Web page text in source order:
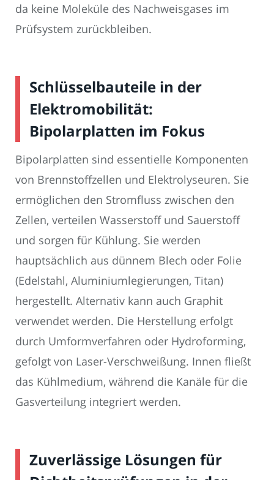
da keine Moleküle des Nachweisgases im
Prüfsystem zurückbleiben.
Schlüsselbauteile in der
Elektromobilität:
Bipolarplatten im Fokus
Bipolarplatten sind essentielle Komponenten
von Brennstoffzellen und Elektrolyseuren. Sie
ermöglichen den Stromfluss zwischen den
Zellen, verteilen Wasserstoff und Sauerstoff
und sorgen für Kühlung. Sie werden
hauptsächlich aus dünnem Blech oder Folie
(Edelstahl, Aluminiumlegierungen, Titan)
hergestellt. Alternativ kann auch Graphit
verwendet werden. Die Herstellung erfolgt
durch Umformverfahren oder Hydroforming,
gefolgt von Laser-Verschweißung. Innen fließt
das Kühlmedium, während die Kanäle für die
Gasverteilung integriert werden.
Zuverlässige Lösungen für